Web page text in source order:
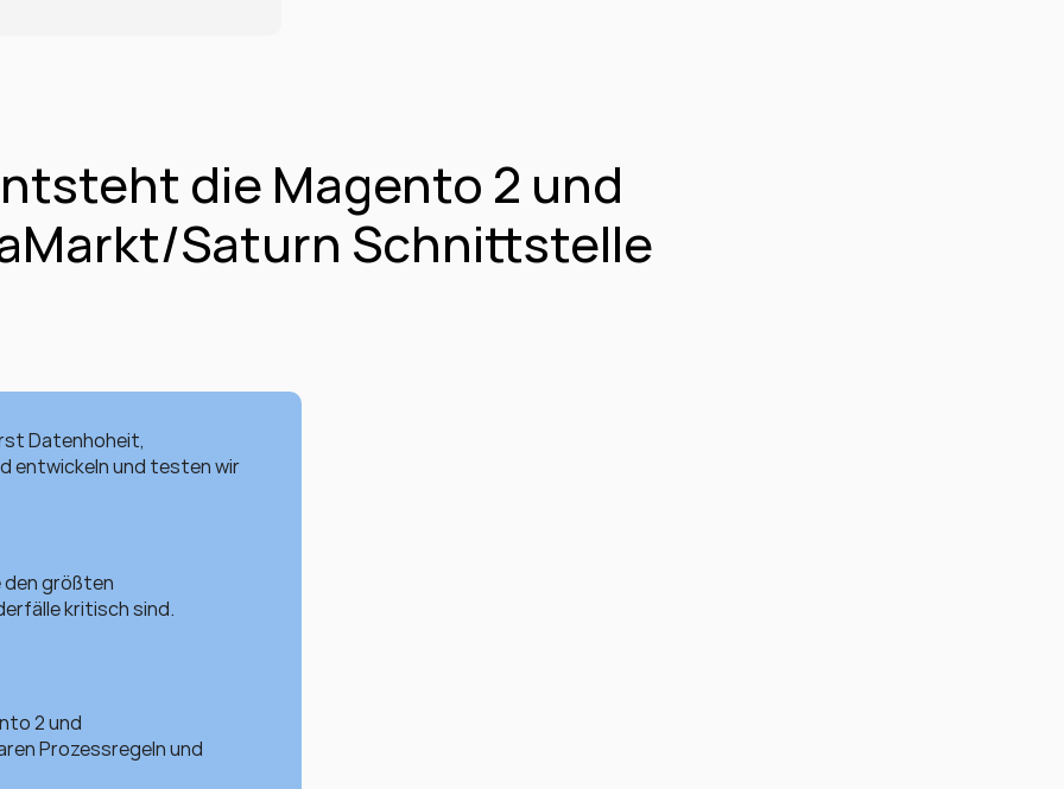
die Magento 2 und
Saturn Schnittstelle
Datenhoheit,
entwickeln und testen wir
den größten
kritisch sind.
2 und
Prozessregeln und